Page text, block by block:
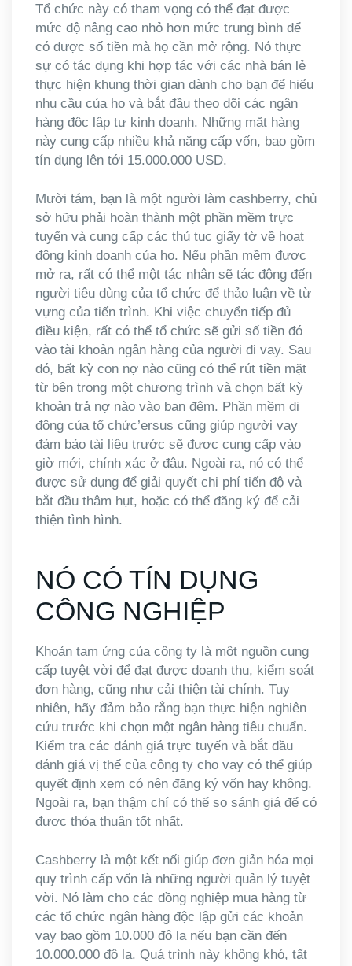
Tổ chức này có tham vọng có thể đạt được
mức độ nâng cao nhỏ hơn mức trung bình để
có được số tiền mà họ cần mở rộng. Nó thực
sự có tác dụng khi hợp tác với các nhà bán lẻ
thực hiện khung thời gian dành cho bạn để hiểu
nhu cầu của họ và bắt đầu theo dõi các ngân
hàng độc lập tự kinh doanh. Những mặt hàng
này cung cấp nhiều khả năng cấp vốn, bao gồm
tín dụng lên tới 15.000.000 USD.
Mười tám, bạn là một người làm cashberry, chủ
sở hữu phải hoàn thành một phần mềm trực
tuyến và cung cấp các thủ tục giấy tờ về hoạt
động kinh doanh của họ. Nếu phần mềm được
mở ra, rất có thể một tác nhân sẽ tác động đến
người tiêu dùng của tổ chức để thảo luận về từ
vựng của tiến trình. Khi việc chuyển tiếp đủ
điều kiện, rất có thể tổ chức sẽ gửi số tiền đó
vào tài khoản ngân hàng của người đi vay. Sau
đó, bất kỳ con nợ nào cũng có thể rút tiền mặt
từ bên trong một chương trình và chọn bất kỳ
khoản trả nợ nào vào ban đêm. Phần mềm di
động của tổ chức’ersus cũng giúp người vay
đảm bảo tài liệu trước sẽ được cung cấp vào
giờ mới, chính xác ở đâu. Ngoài ra, nó có thể
được sử dụng để giải quyết chi phí tiến độ và
bắt đầu thâm hụt, hoặc có thể đăng ký để cải
thiện tình hình.
NÓ CÓ TÍN DỤNG
CÔNG NGHIỆP
Khoản tạm ứng của công ty là một nguồn cung
cấp tuyệt vời để đạt được doanh thu, kiểm soát
đơn hàng, cũng như cải thiện tài chính. Tuy
nhiên, hãy đảm bảo rằng bạn thực hiện nghiên
cứu trước khi chọn một ngân hàng tiêu chuẩn.
Kiểm tra các đánh giá trực tuyến và bắt đầu
đánh giá vị thế của công ty cho vay có thể giúp
quyết định xem có nên đăng ký vốn hay không.
Ngoài ra, bạn thậm chí có thể so sánh giá để có
được thỏa thuận tốt nhất.
Cashberry là một kết nối giúp đơn giản hóa mọi
quy trình cấp vốn là những người quản lý tuyệt
vời. Nó làm cho các đồng nghiệp mua hàng từ
các tổ chức ngân hàng độc lập gửi các khoản
vay bao gồm 10.000 đô la nếu bạn cần đến
10.000.000 đô la. Quá trình này không khó, tất